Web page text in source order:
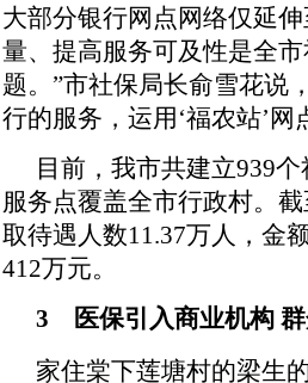
大部分银行网点网络仅延
量、提高服务可及性是全
题。”市社保局长俞雪花说
行的服务，运用‘福农站’
目前，我市共建立939
服务点覆盖全市行政村。
取待遇人数11.37万人，金
412万元。
3 医保引入商业机构 群
家住棠下莲塘村的梁生